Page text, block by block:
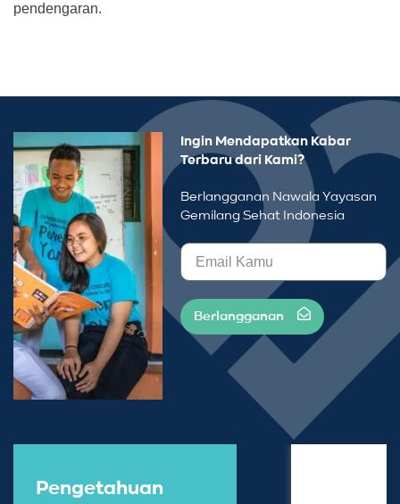
pendengaran.
Ingin Mendapatkan Kabar
Terbaru dari Kami?
Berlangganan Nawala Yayasan
Gemilang Sehat Indonesia
Berlangganan
Pengetahuan